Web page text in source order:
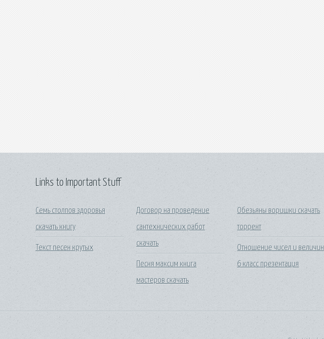
Links to Important Stuff
Семь столпов здоровья
скачать книгу
Текст песен крутых
Договор на проведение
сантехнических работ
скачать
Песня максим книга
мастеров скачать
Обезьяны воришки скачать
торрент
Отношение чисел и величин
6 класс презентация